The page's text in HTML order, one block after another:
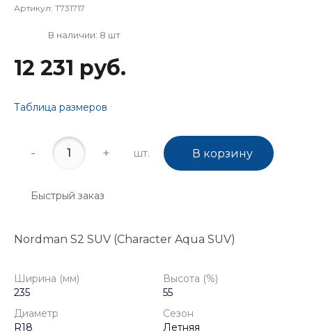
Артикул: T731717
В наличии: 8 шт
12 231 руб.
Таблица размеров
- + шт. В корзину
Быстрый заказ
Nordman S2 SUV (Character Aqua SUV)
Ширина (мм)
235
Высота (%)
55
Диаметр
R18
Сезон
Летняя